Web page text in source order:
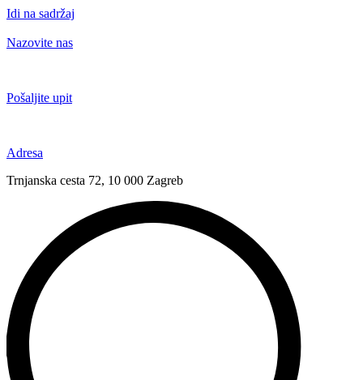
Idi na sadržaj
Nazovite nas
Pošaljite upit
Adresa
Trnjanska cesta 72, 10 000 Zagreb